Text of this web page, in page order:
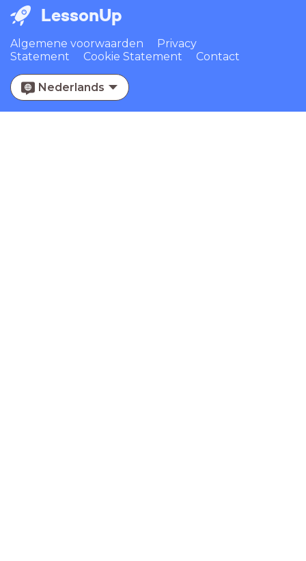
LessonUp
Algemene voorwaarden
Privacy
Statement
Cookie Statement Contact
Nederlands